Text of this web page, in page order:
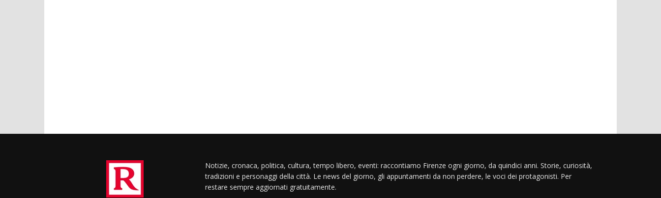
Notizie, cronaca, politica, cultura, tempo libero, eventi: raccontiamo Firenze ogni giorno, da quindici anni. Storie, curiosità,
tradizioni e personaggi della città. Le news del giorno, gli appuntamenti da non perdere, le voci dei protagonisti. Per
restare sempre aggiornati gratuitamente.